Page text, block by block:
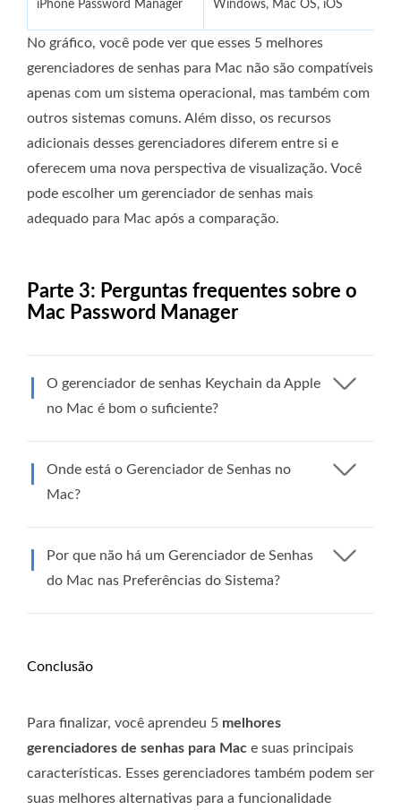
iPhone Password Manager Windows, Mac OS, iOS
No gráfico, você pode ver que esses 5 melhores
gerenciadores de senhas para Mac não são compatíveis
apenas com um sistema operacional, mas também com
outros sistemas comuns. Além disso, os recursos
adicionais desses gerenciadores diferem entre si e
oferecem uma nova perspectiva de visualização. Você
pode escolher um gerenciador de senhas mais
adequado para Mac após a comparação.
Parte 3: Perguntas frequentes sobre o
Mac Password Manager
O gerenciador de senhas Keychain da Apple
no Mac é bom o suficiente?
Onde está o Gerenciador de Senhas no
Mac?
Por que não há um Gerenciador de Senhas
do Mac nas Preferências do Sistema?
Conclusão
Para finalizar, você aprendeu 5 melhores
gerenciadores de senhas para Mac e suas principais
características. Esses gerenciadores também podem ser
suas melhores alternativas para a funcionalidade